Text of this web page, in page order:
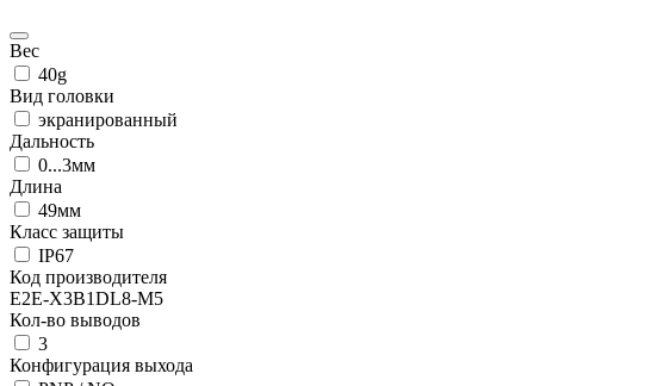
Вес
40g
Вид головки
экранированный
Дальность
0...3мм
Длина
49мм
Класс защиты
IP67
Код производителя
E2E-X3B1DL8-M5
Кол-во выводов
3
Конфигурация выхода